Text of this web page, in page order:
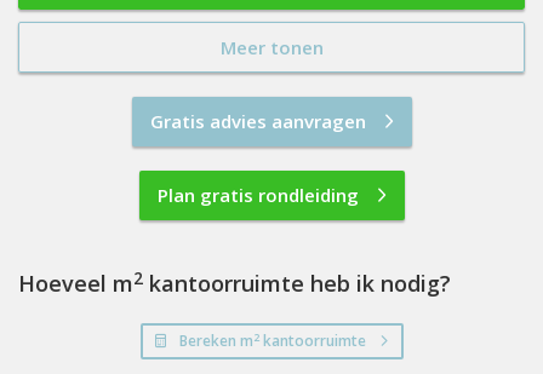
Meer tonen
Gratis advies aanvragen
Plan gratis rondleiding
Hoeveel m2 kantoorruimte heb ik nodig?
Bereken m2kantoorruimte